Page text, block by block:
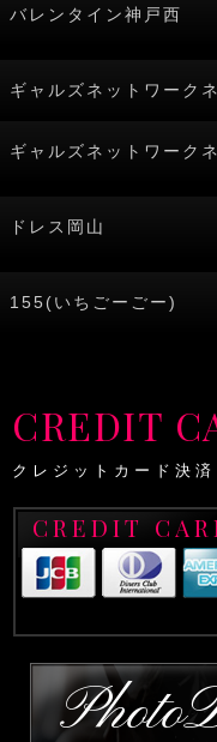
バレンタイン神戸西
ギャルズネットワーク
ギャルズネットワーク
ドレス岡山
155(いちごーごー)
CREDIT
クレジットカード決済
CREDIT